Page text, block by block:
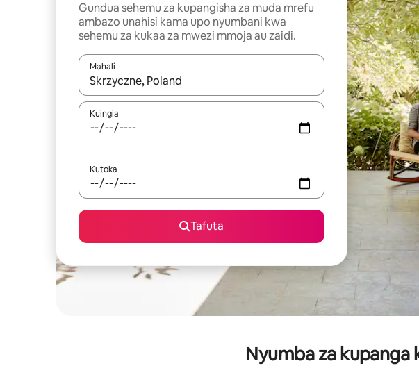
Gundua sehemu za kupangisha za muda mrefu
ambazo unahisi kama upo nyumbani kwa
sehemu za kukaa za mwezi mmoja au zaidi.
Mahali
Wakati matokeo yanapatikana, vinjari kwa kutumia vitufe vya vishale vya
Kuingia
Kutoka
Tafuta
Nyumba za kupanga